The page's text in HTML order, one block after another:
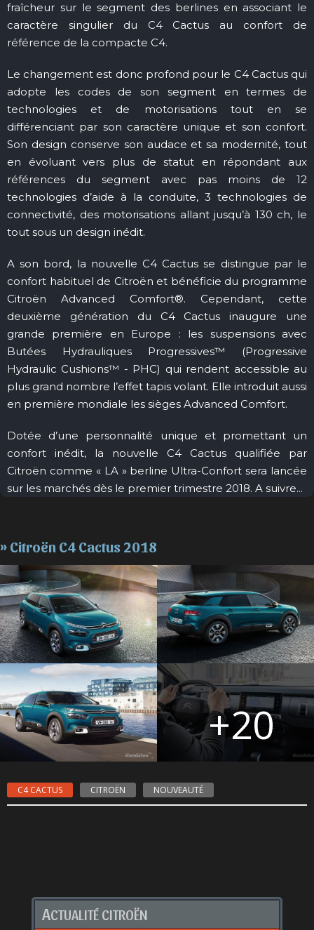
fraîcheur sur le segment des berlines en associant le
caractère singulier du C4 Cactus au confort de
référence de la compacte C4.
Le changement est donc profond pour le C4 Cactus qui
adopte les codes de son segment en termes de
technologies et de motorisations tout en se
différenciant par son caractère unique et son confort.
Son design conserve son audace et sa modernité, tout
en évoluant vers plus de statut en répondant aux
références du segment avec pas moins de 12
technologies d’aide à la conduite, 3 technologies de
connectivité, des motorisations allant jusqu’à 130 ch, le
tout sous un design inédit.
A son bord, la nouvelle C4 Cactus se distingue par le
confort habituel de Citroën et bénéficie du programme
Citroën Advanced Comfort®. Cependant, cette
deuxième génération du C4 Cactus inaugure une
grande première en Europe : les suspensions avec
Butées Hydrauliques Progressives™ (Progressive
Hydraulic Cushions™ - PHC) qui rendent accessible au
plus grand nombre l’effet tapis volant. Elle introduit aussi
en première mondiale les sièges Advanced Comfort.
Dotée d’une personnalité unique et promettant un
confort inédit, la nouvelle C4 Cactus qualifiée par
Citroën comme « LA » berline Ultra-Confort sera lancée
sur les marchés dès le premier trimestre 2018. A suivre...
» Citroën C4 Cactus 2018
+20
C4 CACTUS CITROËN NOUVEAUTÉ
ACTUALITÉ CITROËN